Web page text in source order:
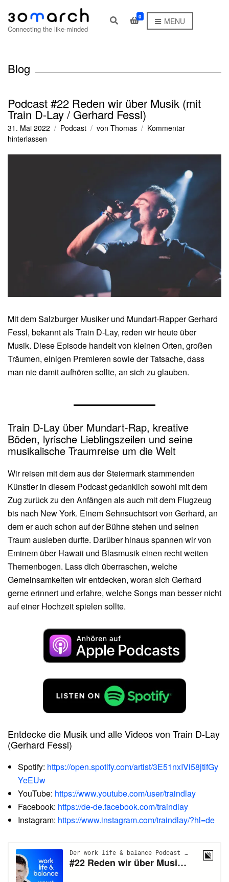
Connecting the like-minded
E
s
r
c
h
f
o
0 MENU
Blog
Podcast #22 Reden wir über Musik (mit
Train D-Lay / Gerhard Fessl)
31. Mai 2022 Podcast von Thomas
Kommentar
hinterlassen
Mit dem Salzburger Musiker und Mundart-Rapper Gerhard
Fessl, bekannt als Train D-Lay, reden wir heute über
Musik. Diese Episode handelt von kleinen Orten, großen
Träumen, einigen Premieren sowie der Tatsache, dass
man nie damit aufhören sollte, an sich zu glauben.
Train D-Lay über Mundart-Rap, kreative
Böden, lyrische Lieblingszeilen und seine
musikalische Traumreise um die Welt
Wir reisen mit dem aus der Steiermark stammenden
Künstler in diesem Podcast gedanklich sowohl mit dem
Zug zurück zu den Anfängen als auch mit dem Flugzeug
bis nach New York. Einem Sehnsuchtsort von Gerhard, an
dem er auch schon auf der Bühne stehen und seinen
Traum ausleben durfte. Darüber hinaus spannen wir von
Eminem über Hawaii und Blasmusik einen recht weiten
Themenbogen. Lass dich überraschen, welche
Gemeinsamkeiten wir entdecken, woran sich Gerhard
gerne erinnert und erfahre, welche Songs man besser nicht
auf einer Hochzeit spielen sollte.
Entdecke die Musik und alle Videos von Train D-Lay
(Gerhard Fessl)
Spotify: https://open.spotify.com/artist/3E51nxIVi58jtifGy
YeEUw
YouTube: https://www.youtube.com/user/traindlay
Facebook: https://de-de.facebook.com/traindlay
Instagram: https://www.instagram.com/traindlay/?hl=de